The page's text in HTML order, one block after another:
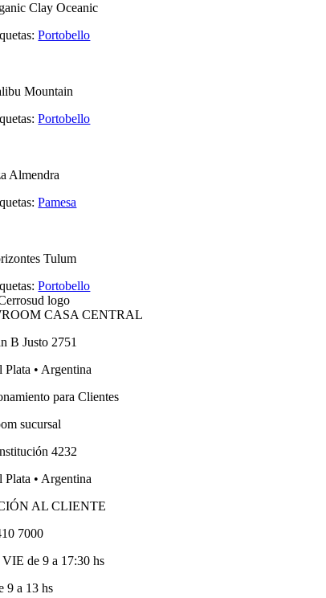
Clay Oceanic
Portobello
Mountain
Portobello
Almendra
Pamesa
Tulum
Portobello
CASA CENTRAL
B Justo 2751
Plata • Argentina
para Clientes
sucursal
4232
Plata • Argentina
AL CLIENTE
7000
de 9 a 17:30 hs
9 a 13 hs